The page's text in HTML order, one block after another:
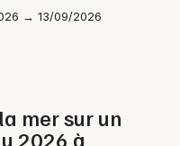
→ 13/09/2026
mer sur un
2026 à